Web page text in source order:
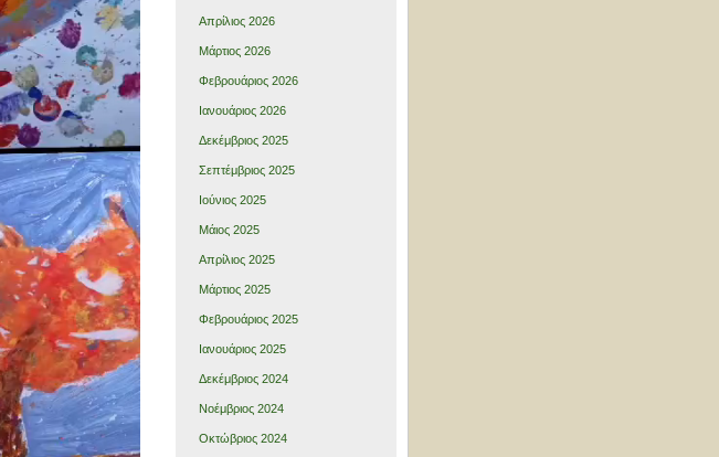
Απρίλιος 2026
Μάρτιος 2026
Φεβρουάριος 2026
Ιανουάριος 2026
Δεκέμβριος 2025
Σεπτέμβριος 2025
Ιούνιος 2025
Μάιος 2025
Απρίλιος 2025
Μάρτιος 2025
Φεβρουάριος 2025
Ιανουάριος 2025
Δεκέμβριος 2024
Νοέμβριος 2024
Οκτώβριος 2024